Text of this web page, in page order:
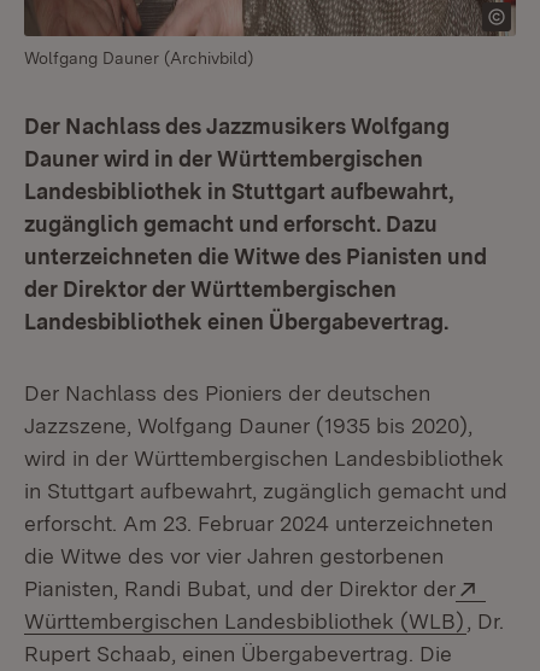
Wolfgang Dauner (Archivbild)
Der Nachlass des Jazzmusikers Wolfgang
Dauner wird in der Württembergischen
Landesbibliothek in Stuttgart aufbewahrt,
zugänglich gemacht und erforscht. Dazu
unterzeichneten die Witwe des Pianisten und
der Direktor der Württembergischen
Landesbibliothek einen Übergabevertrag.
Der Nachlass des Pioniers der deutschen
Jazzszene, Wolfgang Dauner (1935 bis 2020),
wird in der Württembergischen Landesbibliothek
in Stuttgart aufbewahrt, zugänglich gemacht und
erforscht. Am 23. Februar 2024 unterzeichneten
die Witwe des vor vier Jahren gestorbenen
Pianisten, Randi Bubat, und der Direktor der
Württembergischen Landesbibliothek (WLB)
, Dr.
Rupert Schaab, einen Übergabevertrag. Die